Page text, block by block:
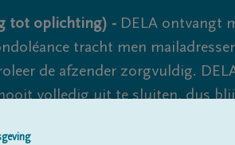
tot oplichting) - DELA ontvangt
tracht men
de afzender zorgvuldig.
volledig uit te sluiten, dus